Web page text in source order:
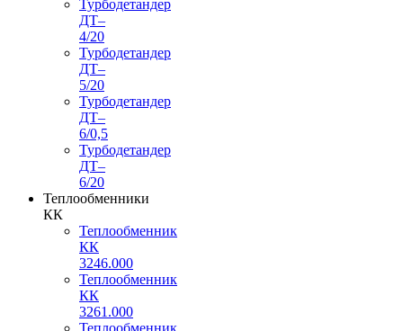
Турбодетандер
ДТ–
4/20
Турбодетандер
ДТ–
5/20
Турбодетандер
ДТ–
6/0,5
Турбодетандер
ДТ–
6/20
Теплообменники
КК
Теплообменник
КК
3246.000
Теплообменник
КК
3261.000
Теплообменник